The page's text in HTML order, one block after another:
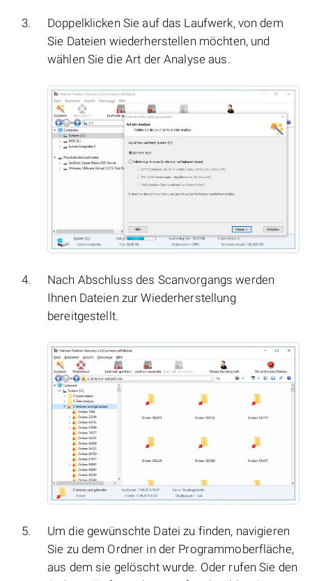
Doppelklicken Sie auf das Laufwerk, von dem
Sie Dateien wiederherstellen möchten, und
wählen Sie die Art der Analyse aus.
Nach Abschluss des Scanvorgangs werden
Ihnen Dateien zur Wiederherstellung
bereitgestellt.
Um die gewünschte Datei zu finden, navigieren
Sie zu dem Ordner in der Programmoberfläche,
aus dem sie gelöscht wurde. Oder rufen Sie den